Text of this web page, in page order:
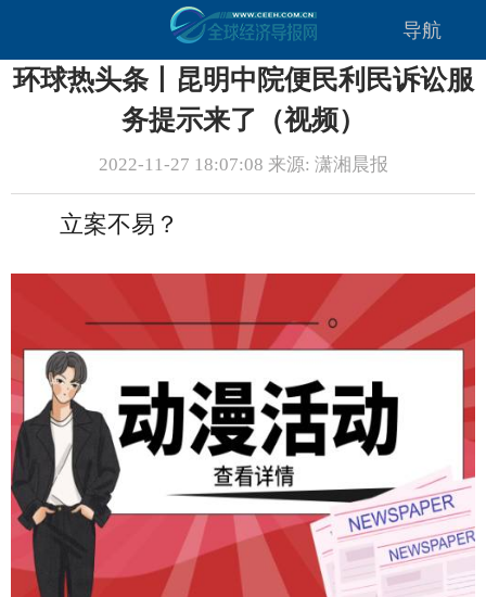
导航
环球热头条丨昆明中院便民利民诉讼服
务提示来了（视频）
2022-11-27 18:07:08 来源: 潇湘晨报
立案不易？